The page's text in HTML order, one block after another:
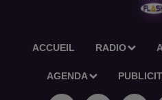
ACCUEIL RADIO
AGENDA